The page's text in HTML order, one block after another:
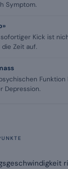
Symptom.
sofortiger Kick ist
Zeit auf.
Funktion
Depression.